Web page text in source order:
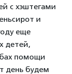
с хэштегами
и
еще
детей,
помощи
день будем